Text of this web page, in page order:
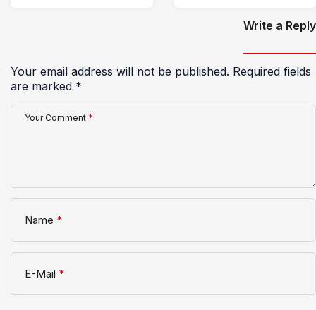
Write a Reply
Your email address will not be published. Required fields
are marked *
Your Comment *
Name *
E-Mail *